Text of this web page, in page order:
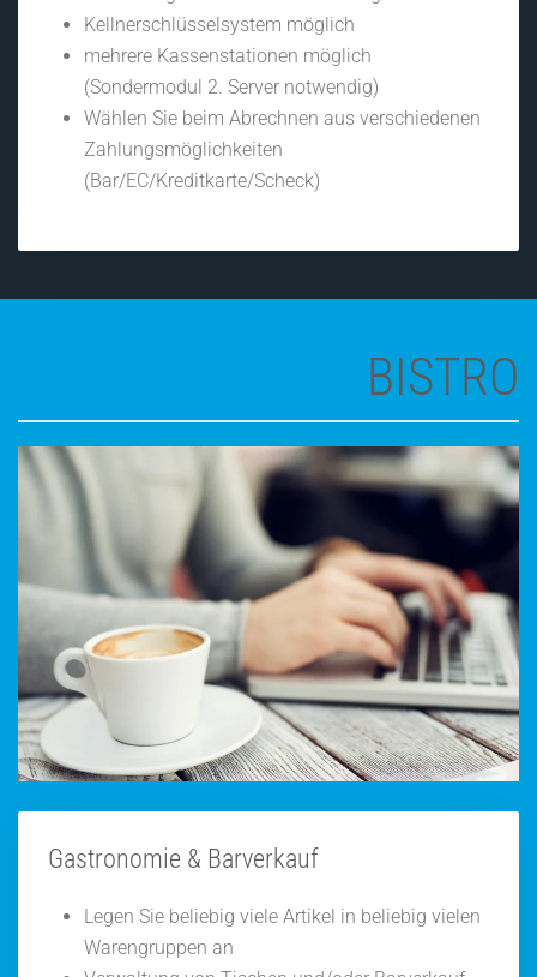
Kellnerschlüsselsystem möglich
mehrere Kassenstationen möglich
(Sondermodul 2. Server notwendig)
Wählen Sie beim Abrechnen aus verschiedenen
Zahlungsmöglichkeiten
(Bar/EC/Kreditkarte/Scheck)
BISTRO
Gastronomie & Barverkauf
Legen Sie beliebig viele Artikel in beliebig vielen
Warengruppen an